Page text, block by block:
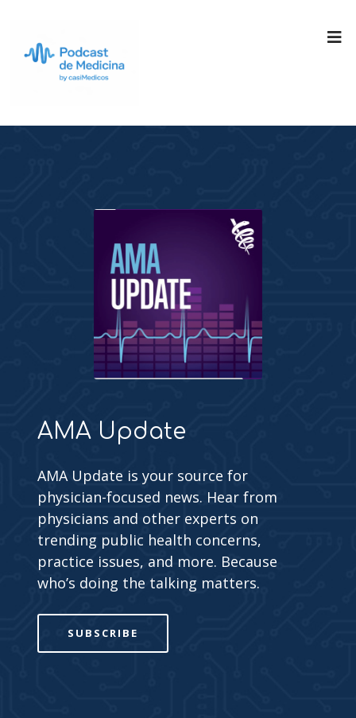
AMA Update
AMA Update is your source for
physician-focused news. Hear from
physicians and other experts on
trending public health concerns,
practice issues, and more. Because
who’s doing the talking matters.
SUBSCRIBE